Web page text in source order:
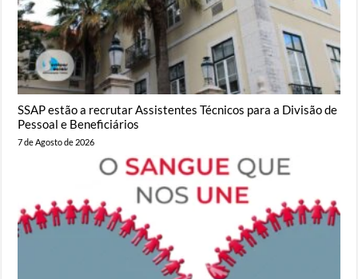
SSAP estão a recrutar Assistentes Técnicos para a Divisão de
Pessoal e Beneficiários
7 de Agosto de 2026